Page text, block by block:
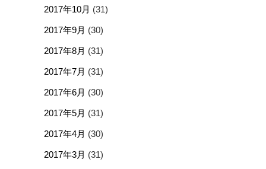
2017年10月 (31)
2017年9月 (30)
2017年8月 (31)
2017年7月 (31)
2017年6月 (30)
2017年5月 (31)
2017年4月 (30)
2017年3月 (31)